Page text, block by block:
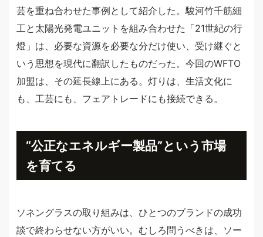
芸を重ね合わせた事例として紹介した。駿河竹千筋細
工と太陽光発電ユニットを組み合わせた「21世紀の行
燈」は、必要な資源を必要な分だけ使い、受け継ぐと
いう思想を現代に翻訳したものだった。今回のWFTO
加盟は、その延長線上にある。灯りは、生活文化に
も、工芸にも、フェアトレードにも接続できる。
“公正なエネルギー製品”という市場
を育てる
ソネングラスの取り組みは、ひとつのブランドの成功
談で終わらせない方がいい。むしろ問うべきは、ソー